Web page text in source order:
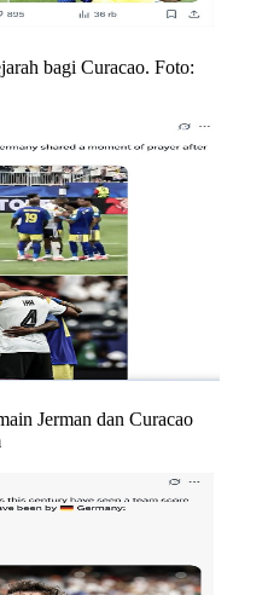
bagi Curacao. Foto:
Jerman dan Curacao